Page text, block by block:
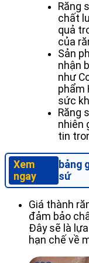
Răng
chất
quả
của
Sản
nhận
như
phẩm
sức
Răng
nhiên
tin
Xem
ngay
bảng
sứ
Giá thành
đảm bảo
Đây sẽ là
hạn chế về